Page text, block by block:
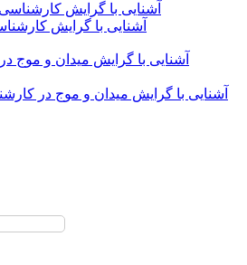
آشنایی با گرایش
آشنایی با گرایش میدان و موج در